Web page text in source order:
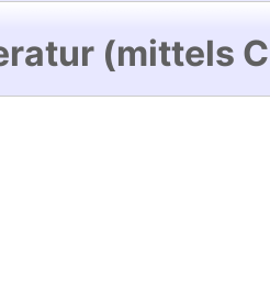
(mittels